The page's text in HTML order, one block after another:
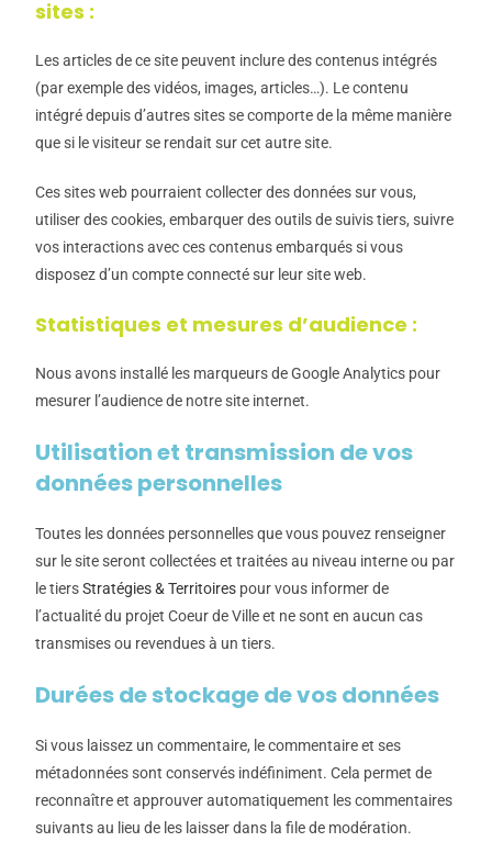
sites :
Les articles de ce site peuvent inclure des contenus intégrés
(par exemple des vidéos, images, articles…). Le contenu
intégré depuis d’autres sites se comporte de la même manière
que si le visiteur se rendait sur cet autre site.
Ces sites web pourraient collecter des données sur vous,
utiliser des cookies, embarquer des outils de suivis tiers, suivre
vos interactions avec ces contenus embarqués si vous
disposez d’un compte connecté sur leur site web.
Statistiques et mesures d’audience :
Nous avons installé les marqueurs de Google Analytics pour
mesurer l’audience de notre site internet.
Utilisation et transmission de vos
données personnelles
Toutes les données personnelles que vous pouvez renseigner
sur le site seront collectéeset traitéesau niveau interne ou par
le tiersStratégies & Territoires pour vous informer de
l’actualité du projet Coeur de Ville et ne sont en aucun cas
transmises ou revendues à un tiers.
Durées de stockage de vos données
Si vous laissez un commentaire, le commentaire et ses
métadonnées sont conservés indéfiniment. Cela permet de
reconnaître et approuver automatiquement les commentaires
suivants au lieu de les laisser dans la file de modération.